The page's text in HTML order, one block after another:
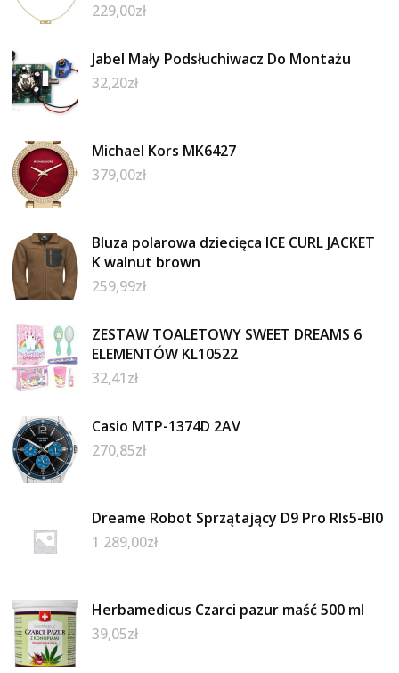
229,00zł
Jabel Mały Podsłuchiwacz Do Montażu
32,20zł
Michael Kors MK6427
379,00zł
Bluza polarowa dziecięca ICE CURL JACKET
K walnut brown
259,99zł
ZESTAW TOALETOWY SWEET DREAMS 6
ELEMENTÓW KL10522
32,41zł
Casio MTP-1374D 2AV
270,85zł
Dreame Robot Sprzątający D9 Pro Rls5-Bl0
1 289,00zł
Herbamedicus Czarci pazur maść 500 ml
39,05zł